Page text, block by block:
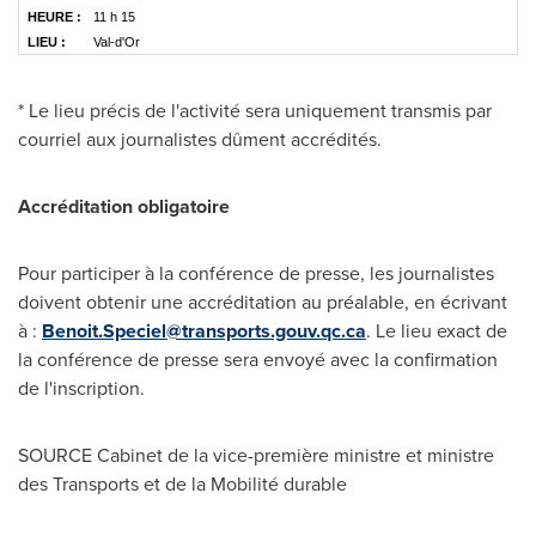
HEURE :
11 h 15
LIEU :
Val-d'Or
* Le lieu précis de l'activité sera uniquement transmis par
courriel aux journalistes dûment accrédités.
Accréditation obligatoire
Pour participer à la conférence de presse, les journalistes
doivent obtenir une accréditation au préalable, en écrivant
à : Benoit.Speciel@transports.gouv.qc.ca. Le lieu exact de
la conférence de presse sera envoyé avec la confirmation
de l'inscription.
SOURCE Cabinet de la vice-première ministre et ministre
des Transports et de la Mobilité durable